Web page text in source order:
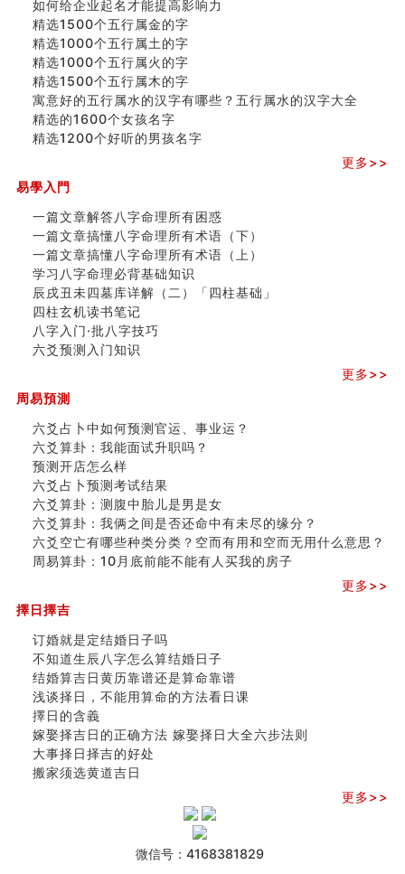
如何给企业起名才能提高影响力
精选1500个五行属金的字
精选1000个五行属土的字
精选1000个五行属火的字
精选1500个五行属木的字
寓意好的五行属水的汉字有哪些？五行属水的汉字大全
精选的1600个女孩名字
精选1200个好听的男孩名字
更多>>
易學入門
一篇文章解答八字命理所有困惑
一篇文章搞懂八字命理所有术语（下）
一篇文章搞懂八字命理所有术语（上）
学习八字命理必背基础知识
辰戌丑未四墓库详解（二）「四柱基础」
四柱玄机读书笔记
八字入门·批八字技巧
六爻预测入门知识
更多>>
周易預測
六爻占卜中如何预测官运、事业运？
六爻算卦：我能面试升职吗？
预测开店怎么样
六爻占卜预测考试结果
六爻算卦：测腹中胎儿是男是女
六爻算卦：我俩之间是否还命中有未尽的缘分？
六爻空亡有哪些种类分类？空而有用和空而无用什么意思？
周易算卦：10月底前能不能有人买我的房子
更多>>
擇日擇吉
订婚就是定结婚日子吗
不知道生辰八字怎么算结婚日子
结婚算吉日黄历靠谱还是算命靠谱
浅谈择日，不能用算命的方法看日课
擇日的含義
嫁娶择吉日的正确方法 嫁娶择日大全六步法则
大事择日择吉的好处
搬家须选黄道吉日
更多>>
微信号：4168381829